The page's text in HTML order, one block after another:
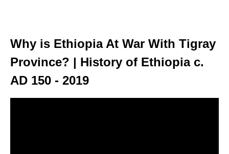
Why is Ethiopia At War With Tigray
Province? | History of Ethiopia c.
AD 150 - 2019